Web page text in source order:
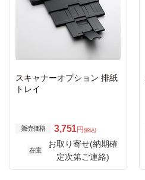
スキャナーオプション 排紙
トレイ
販売価格 3,751円 (税込)
在庫
お取り寄せ(納期確
定次第ご連絡)